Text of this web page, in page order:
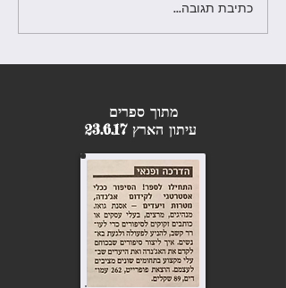
חדש! קורס סטוריטלינג מקיף
בסבסוד מעוף - בהנחיית
כתיבת תגובה...
מתוך ספרים
עיתון הארץ 23.6.17